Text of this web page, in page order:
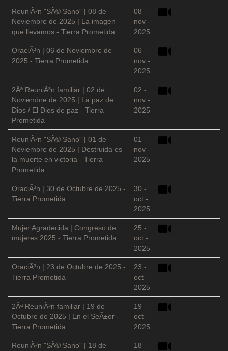
ReuniÃ³n "SÃ© Sano" | 08 de
Noviembre de 2025 | La imagen
que llevamos - Tierra Prometida
08 -
nov -
2025
OraciÃ³n | 06 de Noviembre de
2025 - Tierra Prometida
06 -
nov -
2025
2Âª ReuniÃ³n familiar | 02 de
Noviembre de 2025 | La paz de
Dios / El Dios de paz - Tierra
Prometida
02 -
nov -
2025
ReuniÃ³n "SÃ© Sano" | 01 de
Noviembre de 2025 | Destruida es
la muerte en victoria - Tierra
Prometida
01 -
nov -
2025
OraciÃ³n | 30 de Octubre de 2025 -
Tierra Prometida
30 -
oct -
2025
Mujer Agradecida | Congreso de
mujeres 2025 - Tierra Prometida
25 -
oct -
2025
OraciÃ³n | 23 de Octubre de 2025 -
Tierra Prometida
23 -
oct -
2025
2Âª ReuniÃ³n familiar | 19 de
Octubre de 2025 | En el SeÃ±or -
Tierra Prometida
19 -
oct -
2025
ReuniÃ³n "SÃ© Sano" | 18 de
18 -